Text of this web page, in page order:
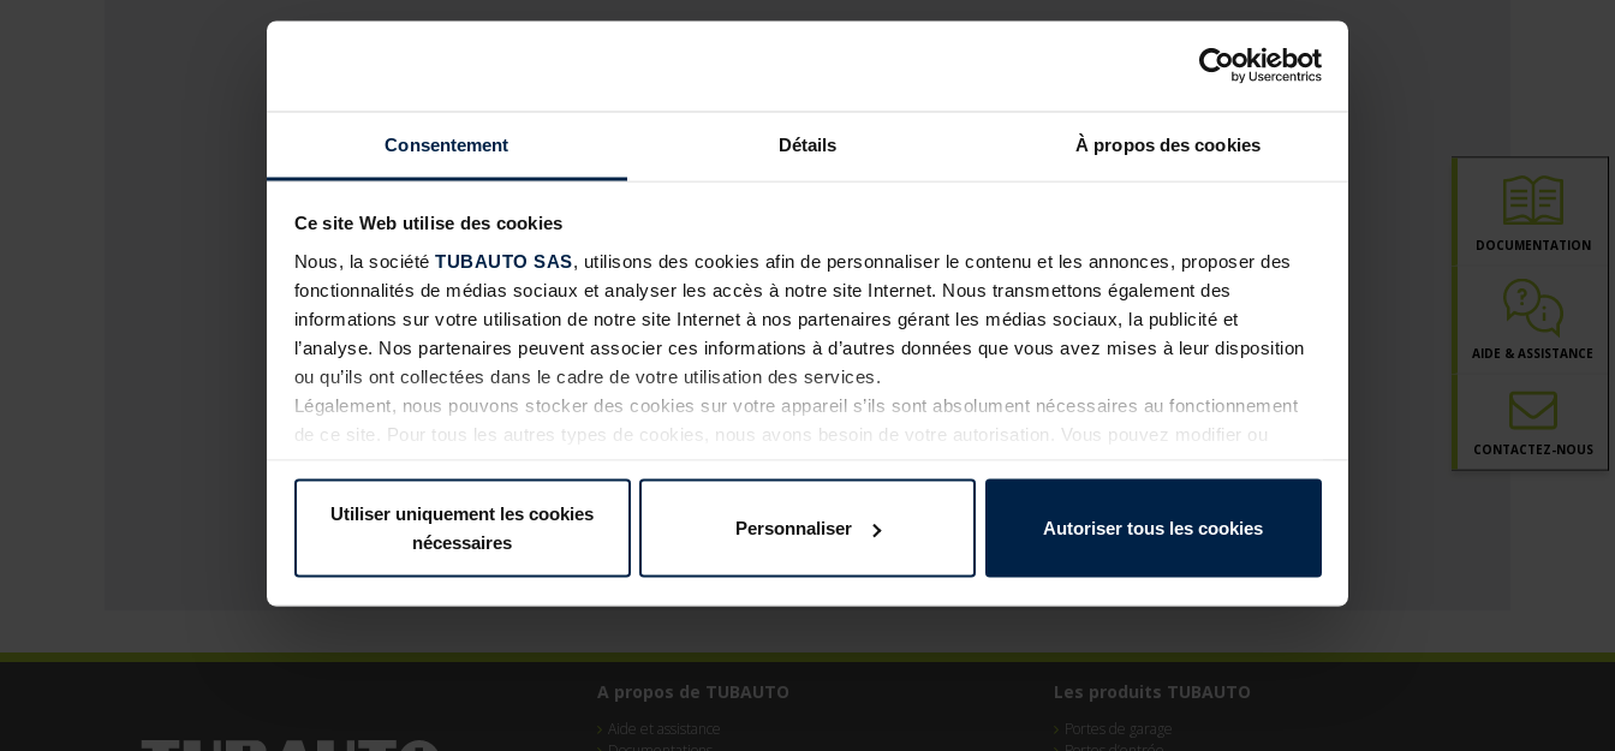
Consentement Détails À propos des cookies
Ce site Web utilise des cookies
Nous, la société TUBAUTO SAS , utilisons des cookies afin de personnaliser le contenu et les annonces, proposer des
fonctionnalités de médias sociaux et analyser les accès à notre site Internet. Nous transmettons également des
informations sur votre utilisation de notre site Internet à nos partenaires gérant les médias sociaux, la publicité et
l’analyse. Nos partenaires peuvent associer ces informations à d’autres données que vous avez mises à leur disposition
ou qu’ils ont collectées dans le cadre de votre utilisation des services.
Légalement, nous pouvons stocker des cookies sur votre appareil s’ils sont absolument nécessaires au fonctionnement
de ce site. Pour tous les autres types de cookies, nous avons besoin de votre autorisation. Vous pouvez modifier ou
Utiliser uniquement les cookies
nécessaires
Personnaliser Autoriser tous les cookies
DOCUMENTATION
AIDE & ASSISTANCE
CONTACTEZ-NOUS
A propos de TUBAUTO
Aide et assistance
Les produits TUBAUTO
Portes de garage